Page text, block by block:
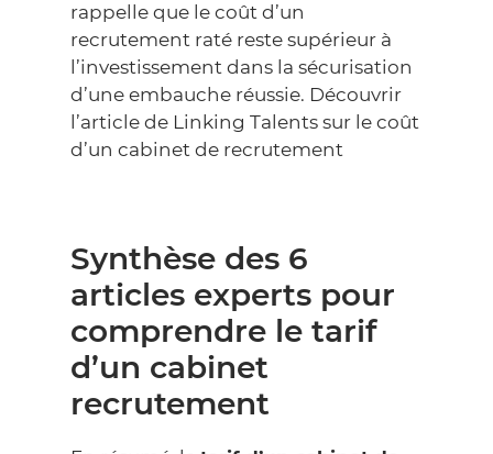
rappelle que le coût d’un
recrutement raté reste supérieur à
l’investissement dans la sécurisation
d’une embauche réussie. Découvrir
l’article de Linking Talents sur le coût
d’un cabinet de recrutement
Synthèse des 6
articles experts pour
comprendre le tarif
d’un cabinet
recrutement